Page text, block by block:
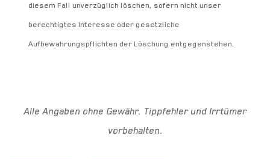
diesem Fall unverzüglich löschen, sofern nicht unser
berechtigtes Interesse oder gesetzliche
Aufbewahrungspflichten der Löschung entgegenstehen.
Alle Angaben ohne Gewähr. Tippfehler und Irrtümer
vorbehalten.